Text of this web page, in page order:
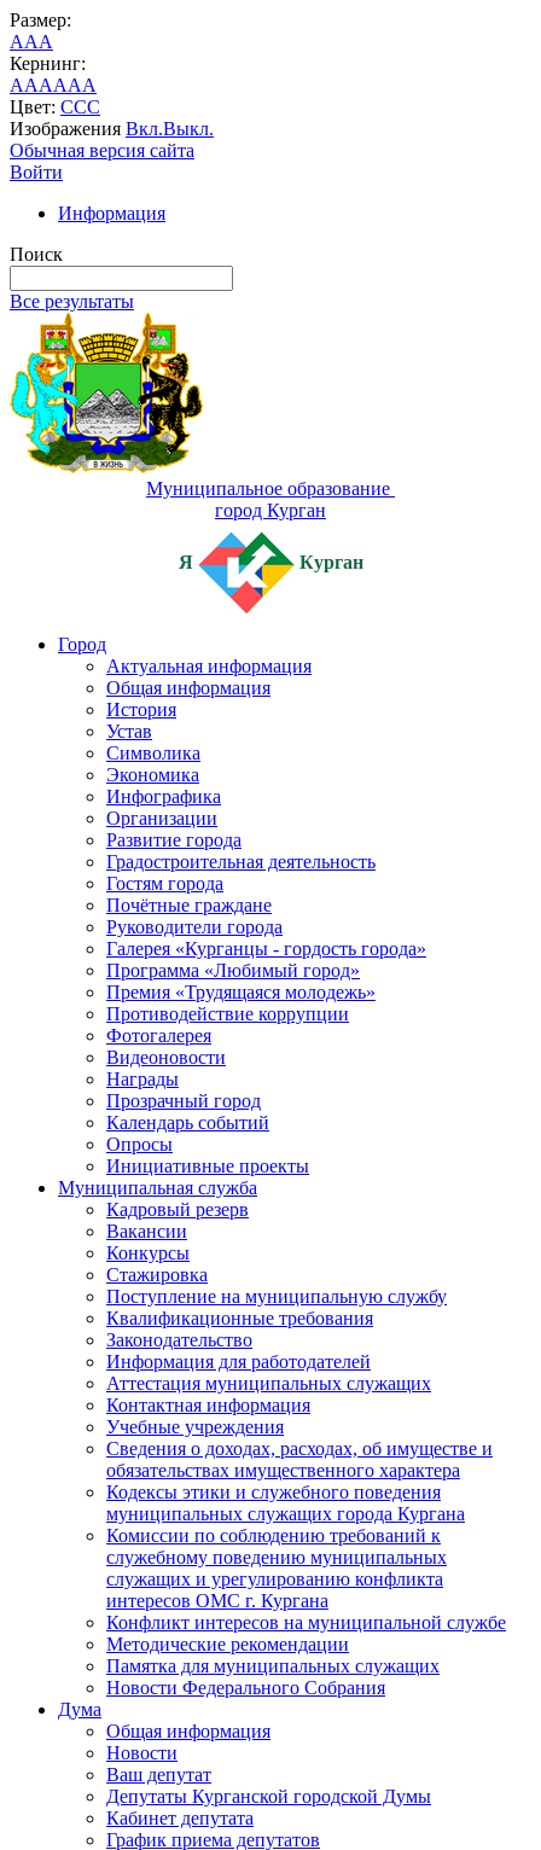
Размер:
AAA
Кернинг:
AAAAAA
Цвет: CCC
Изображения Вкл.Выкл.
Обычная версия сайта
Войти
Информация
Поиск
Все результаты
Муниципальное образование
город Курган
Я Курган
Город
Актуальная информация
Общая информация
История
Устав
Символика
Экономика
Инфографика
Организации
Развитие города
Градостроительная деятельность
Гостям города
Почётные граждане
Руководители города
Галерея «Курганцы - гордость города»
Программа «Любимый город»
Премия «Трудящаяся молодежь»
Противодействие коррупции
Фотогалерея
Видеоновости
Награды
Прозрачный город
Календарь событий
Опросы
Инициативные проекты
Муниципальная служба
Кадровый резерв
Вакансии
Конкурсы
Стажировка
Поступление на муниципальную службу
Квалификационные требования
Законодательство
Информация для работодателей
Аттестация муниципальных служащих
Контактная информация
Учебные учреждения
Сведения о доходах, расходах, об имуществе и
обязательствах имущественного характера
Кодексы этики и служебного поведения
муниципальных служащих города Кургана
Комиссии по соблюдению требований к
служебному поведению муниципальных
служащих и урегулированию конфликта
интересов ОМС г. Кургана
Конфликт интересов на муниципальной службе
Методические рекомендации
Памятка для муниципальных служащих
Новости Федерального Cобрания
Дума
Общая информация
Новости
Ваш депутат
Депутаты Курганской городской Думы
Кабинет депутата
График приема депутатов